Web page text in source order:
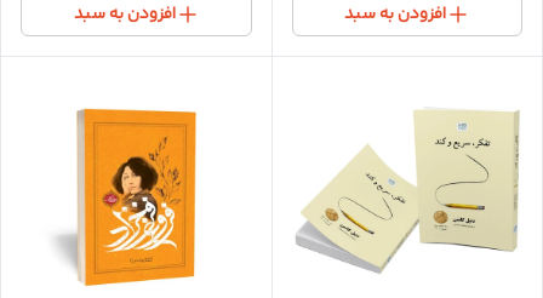
افزودن به سبد افزودن به سبد